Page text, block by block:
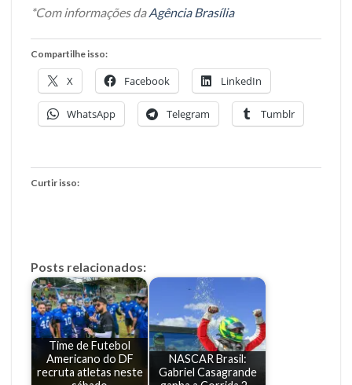
*Com informações daAgência Brasília
Compartilhe isso:
X Facebook LinkedIn
WhatsApp Telegram Tumblr
Curtir isso:
Posts relacionados:
Time de Futebol
Americano do DF
recruta atletas neste
NASCAR Brasil:
Gabriel Casagrande